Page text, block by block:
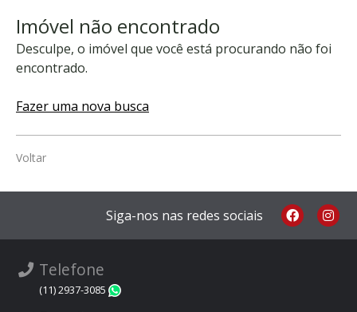
Imóvel não encontrado
Desculpe, o imóvel que você está procurando não foi
encontrado.
Fazer uma nova busca
Voltar
Siga-nos nas redes sociais
Telefone
(11) 2937-3085